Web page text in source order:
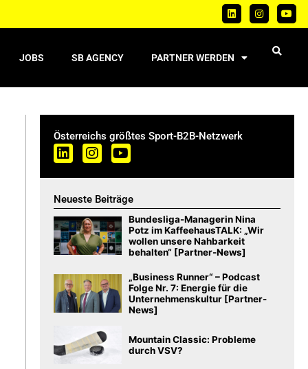
JOBS SB AGENCY PARTNER WERDEN
Österreichs größtes Sport-B2B-Netzwerk
Neueste Beiträge
Bundesliga-Managerin Nina
Potz im KaffeehausTALK: „Wir
wollen unsere Nahbarkeit
behalten“ [Partner-News]
„Business Runner“ – Podcast
Folge Nr. 7: Energie für die
Unternehmenskultur [Partner-
News]
Mountain Classic: Probleme
durch VSV?